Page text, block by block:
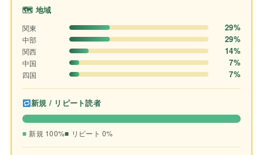
🗺 地域
関東 29%
中部 29%
関西 14%
中国 7%
四国 7%
新規 / リピート読者
新規 100% リピート 0%